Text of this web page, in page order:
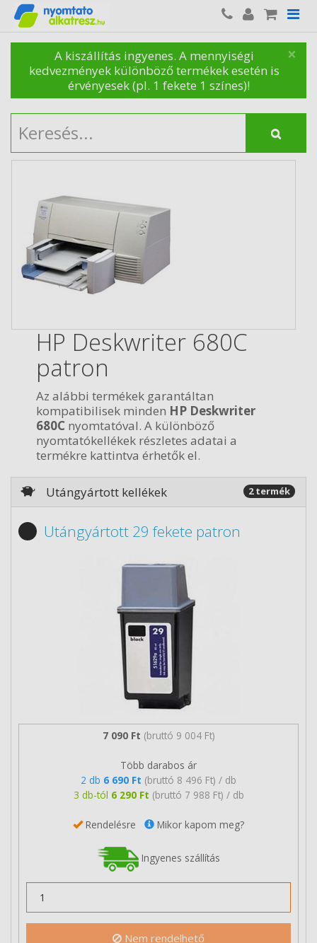
×
A kiszállítás ingyenes. A mennyiségi
kedvezmények különböző termékek esetén is
érvényesek (pl. 1 fekete 1 színes)!
HP Deskwriter 680C
patron
Az alábbi termékek garantáltan
kompatibilisek minden HP Deskwriter
680C nyomtatóval. A különböző
nyomtatókellékek részletes adatai a
termékre kattintva érhetők el.
Utángyártott kellékek 2 termék
Utángyártott 29 fekete patron
7 090 Ft (bruttó 9 004 Ft)
Több darabos ár
2 db 6 690 Ft (bruttó 8 496 Ft) / db
3 db-tól 6 290 Ft (bruttó 7 988 Ft) / db
Rendelésre Mikor kapom meg?
Ingyenes szállítás
Nem rendelhető